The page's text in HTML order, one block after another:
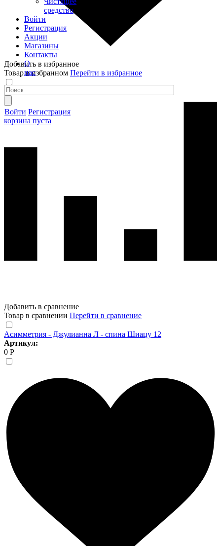
средство
Войти
Регистрация
Акции
Магазины
Контакты
О
нас
Войти Регистрация
корзина пуста
Добавить в избранное
Товар в избранном Перейти в избранное
Добавить в сравнение
Товар в сравнении Перейти в сравнение
Асимметрия - Джулианна Л - спина Шиацу 12
Артикул:
0 Р